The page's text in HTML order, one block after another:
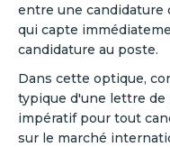
entre une candidature
qui capte
candidature au poste.
Dans cette optique,
typique d'une lettre
impératif pour tout
sur le marché